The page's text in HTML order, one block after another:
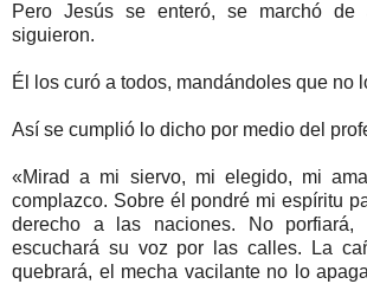
Pero Jesús se enteró, se marchó
siguieron.
Él los curó a todos, mandándoles que no
Así se cumplió lo dicho por medio del
«Mirad a mi siervo, mi elegido, mi
complazco. Sobre él pondré mi espíritu
derecho a las naciones. No porfiará,
escuchará su voz por las calles. La
quebrará, el mecha vacilante no lo